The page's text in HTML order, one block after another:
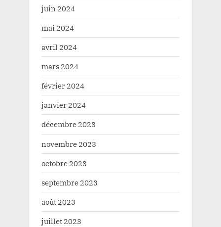
juin 2024
mai 2024
avril 2024
mars 2024
février 2024
janvier 2024
décembre 2023
novembre 2023
octobre 2023
septembre 2023
août 2023
juillet 2023